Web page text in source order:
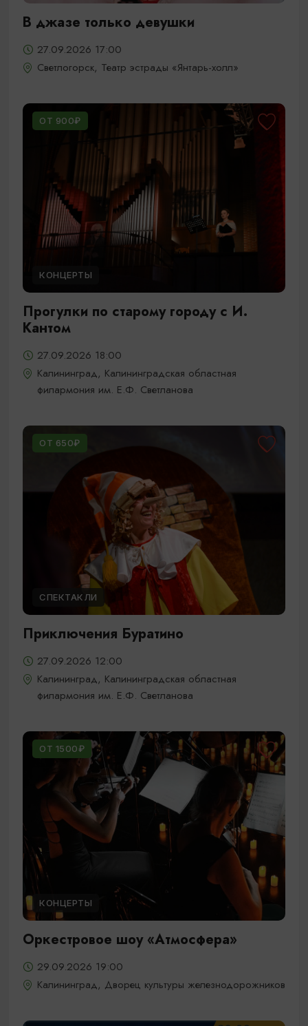
В джазе только девушки
27.09.2026 17:00
Светлогорск, Театр эстрады «Янтарь-холл»
ОТ 900₽
КОНЦЕРТЫ
Прогулки по старому городу с И.
Кантом
27.09.2026 18:00
Калининград, Калининградская областная
филармония им. Е.Ф. Светланова
ОТ 650₽
СПЕКТАКЛИ
Приключения Буратино
27.09.2026 12:00
Калининград, Калининградская областная
филармония им. Е.Ф. Светланова
ОТ 1500₽
КОНЦЕРТЫ
Оркестровое шоу «Атмосфера»
29.09.2026 19:00
Калининград, Дворец культуры железнодорожников